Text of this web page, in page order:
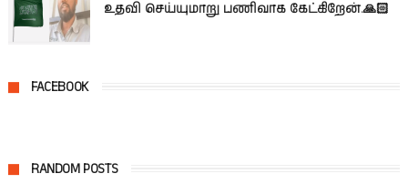
உதவி செய்யுமாறு பணிவாக கேட்கிறேன்.🙏🏻
FACEBOOK
RANDOM POSTS